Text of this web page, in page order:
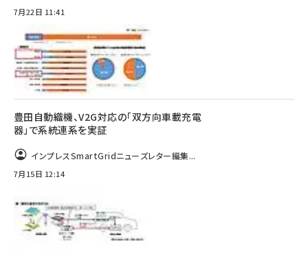
7月22日 11:41
豊田自動織機、V2G対応の「双方向車載充電
器」で系統連系を実証
インプレスSmartGridニューズレター編集...
7月15日 12:14